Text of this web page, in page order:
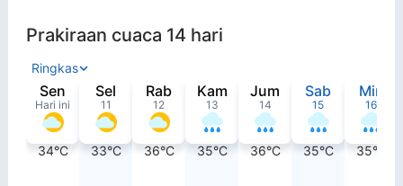
Prakiraan cuaca 14 hari
Ringkas
Sen
Hari ini
34°C
Sel
11
33°C
Rab
12
36°C
Kam
13
35°C
Jum
14
36°C
Sab
15
35°C
Min
16
35°C